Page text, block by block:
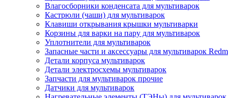
Влагосборники конденсата для мультиварок
Кастрюли (чаши) для мультиварок
Клавиши открывания крышки мультиварки
Корзины для варки на пару для мультиварок
Уплотнители для мультиварок
Запасные части и аксессуары для мультиварок
Детали корпуса мультиварок
Детали электросхемы мультиварок
Запчасти для мультиварок прочие
Датчики для мультиварок